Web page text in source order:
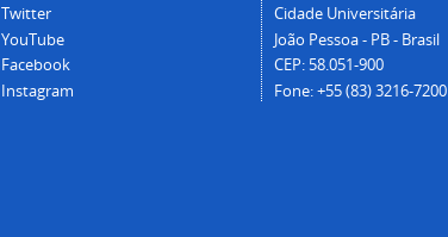
Twitter
YouTube
Facebook
Instagram
Cidade Universitária
João Pessoa - PB - Brasil
CEP: 58.051-900
Fone: +55 (83) 3216-7200